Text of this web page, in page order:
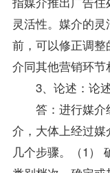
灵活性。媒介的
前，可以修正调
介同其他营销环节
3、论述：论述
答：进行媒介
介，大体上经过
几个步骤。（1）